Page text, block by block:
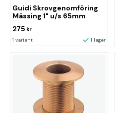
Guidi Skrovgenomföring
Mässing 1" u/s 65mm
275 kr
1 variant I lager